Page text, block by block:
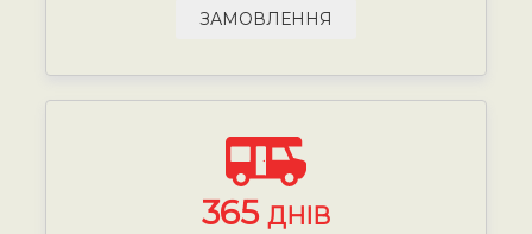
ЗАМОВЛЕННЯ
365 ДНІВ